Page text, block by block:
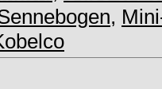
,